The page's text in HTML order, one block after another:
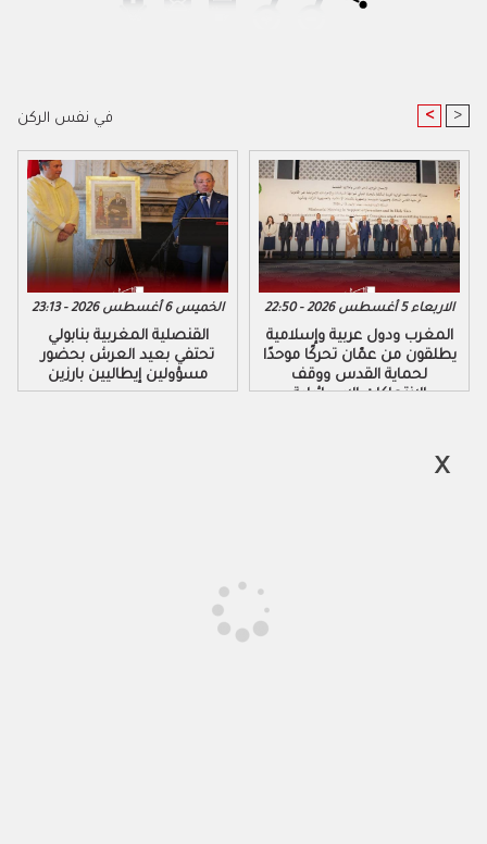
في نفس الركن < >
الخميس 6 أغسطس 2026 - 23:13
القنصلية المغربية بنابولي
تحتفي بعيد العرش بحضور
مسؤولين إيطاليين بارزين
الاربعاء 5 أغسطس 2026 - 22:50
المغرب ودول عربية وإسلامية
يطلقون من عمّان تحركًا موحدًا
لحماية القدس ووقف
الانتهاكات الإسرائيلية